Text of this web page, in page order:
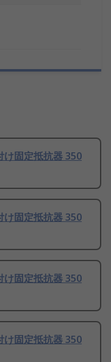
固定抵抗器 350
固定抵抗器 350
固定抵抗器 350
固定抵抗器 350